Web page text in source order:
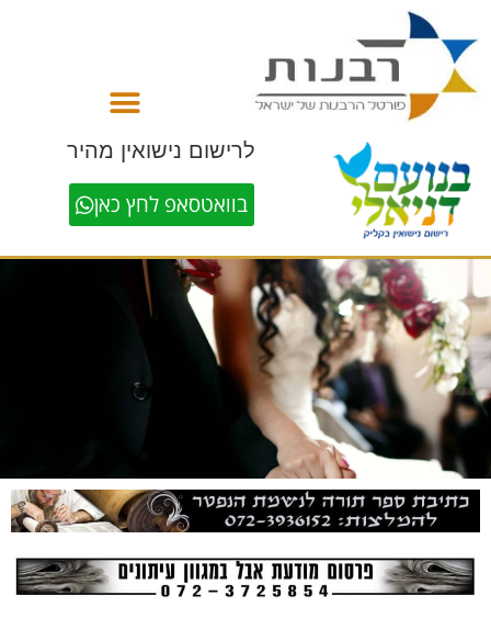
לרישום נישואין מהיר
בוואטסאפ לחץ כאן